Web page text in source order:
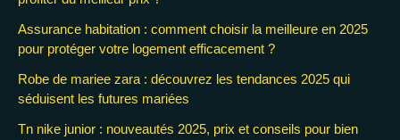
Assurance habitation : comment choisir la meilleure en 2025
pour protéger votre logement efficacement ?
Robe de mariee zara : découvrez les tendances 2025 qui
séduisent les futures mariées
Tn nike junior : nouveautés 2025, prix et conseils pour bien